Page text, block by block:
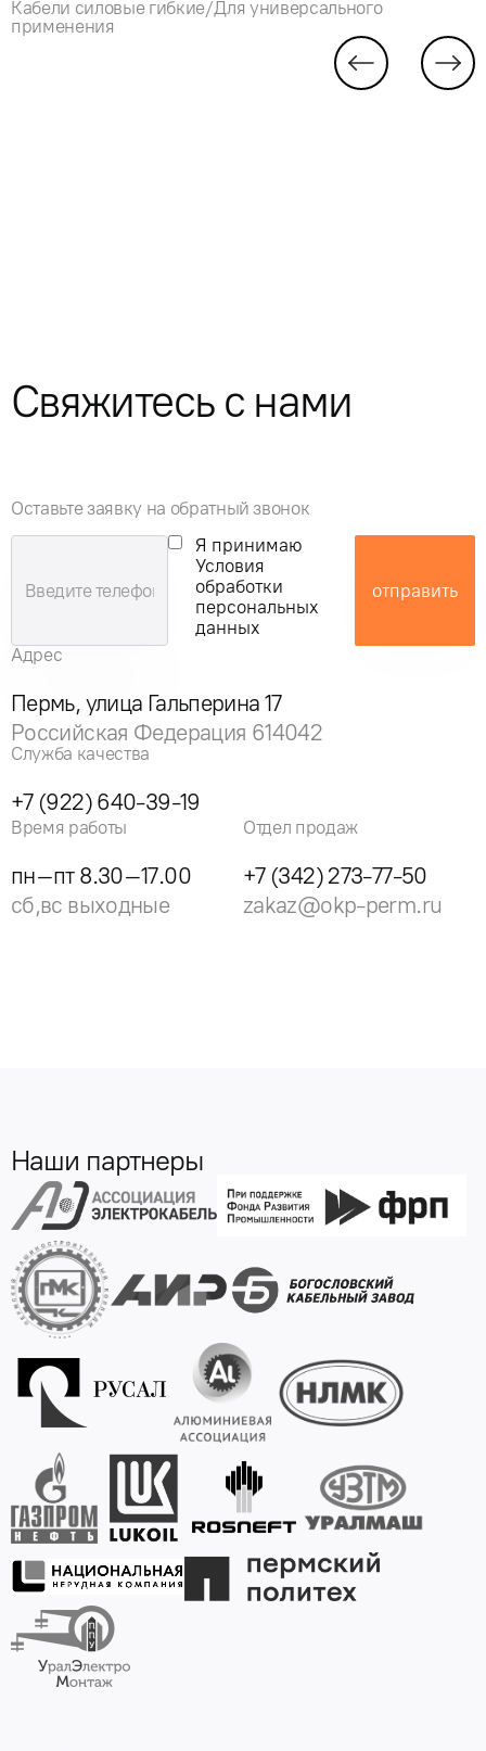
Кабели силовые гибкие/Для универсального
применения
Свяжитесь с нами
Оставьте заявку на обратный звонок
Я принимаю
Условия
обработки
персональных
данных
отправить
Адрес
Пермь, улица Гальперина 17
Российская Федерация 614042
Служба качества
+7 (922) 640-39-19
Время работы
пн–пт 8.30–17.00
сб,вс выходные
Отдел продаж
+7 (342) 273-77-50
zakaz@okp-perm.ru
Наши партнеры